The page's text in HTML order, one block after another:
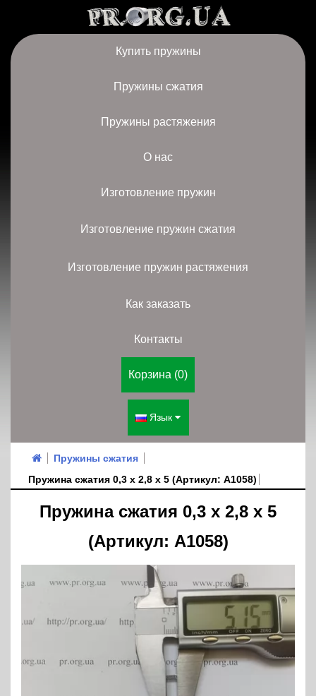
Купить пружины
Пружины сжатия
Пружины растяжения
О нас
Изготовление пружин
Изготовление пружин сжатия
Изготовление пружин растяжения
Как заказать
Контакты
Корзина (0)
Язык
Пружины сжатия
Пружина сжатия 0,3 х 2,8 х 5 (Артикул: A1058)
Пружина сжатия 0,3 х 2,8 х 5
(Артикул: A1058)